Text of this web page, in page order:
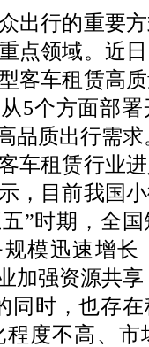
行的重要方
点领域。近
客车租赁高
5个方面部
品质出行需求
租赁行业进
，目前我国
”时期，全
模迅速增长
加强资源共
时，也存在
度不高、市